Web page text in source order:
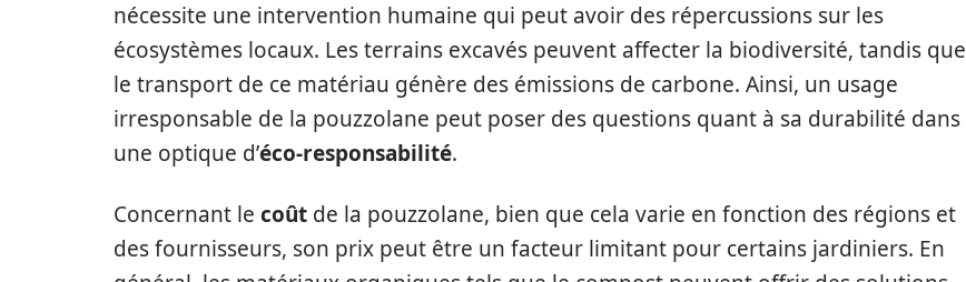
nécessite une intervention humaine qui peut avoir des répercussions sur les
écosystèmes locaux. Les terrains excavés peuvent affecter la biodiversité, tandis que
le transport de ce matériau génère des émissions de carbone. Ainsi, un usage
irresponsable de la pouzzolane peut poser des questions quant à sa durabilité dans
une optique d’éco-responsabilité.
Concernant le coût de la pouzzolane, bien que cela varie en fonction des régions et
des fournisseurs, son prix peut être un facteur limitant pour certains jardiniers. En